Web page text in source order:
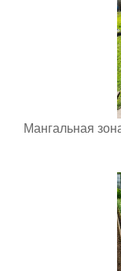
Мангальная